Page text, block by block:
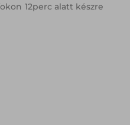
12perc alatt készre